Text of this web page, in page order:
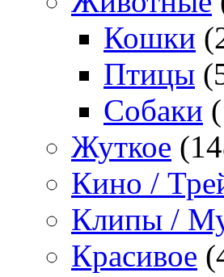
Кошки
Птицы
Собаки
Жуткое
Кино /
Клипы /
Красивое